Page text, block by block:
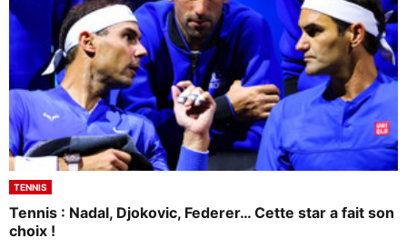
TENNIS
Tennis : Nadal, Djokovic, Federer… Cette star a fait son
choix !